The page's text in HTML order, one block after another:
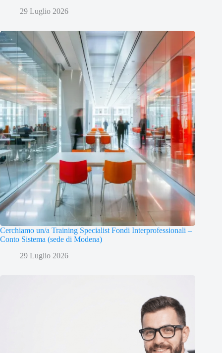
29 Luglio 2026
Cerchiamo un/a Training Specialist Fondi Interprofessionali –
Conto Sistema (sede di Modena)
29 Luglio 2026